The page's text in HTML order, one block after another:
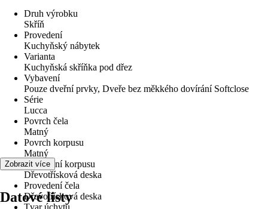
Druh výrobku
Skříň
Provedení
Kuchyňský nábytek
Varianta
Kuchyňská skříňka pod dřez
Vybavení
Pouze dveřní prvky, Dveře bez měkkého dovírání Softclose
Série
Lucca
Povrch čela
Matný
Povrch korpusu
Matný
Provedení korpusu
Dřevotřísková deska
Provedení čela
Dřevotřísková deska
Tvar úchytu
Zobrazit více
Datové listy